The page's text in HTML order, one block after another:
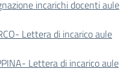
incarichi docenti aule
Lettera di incarico aule
Lettera di incarico aule